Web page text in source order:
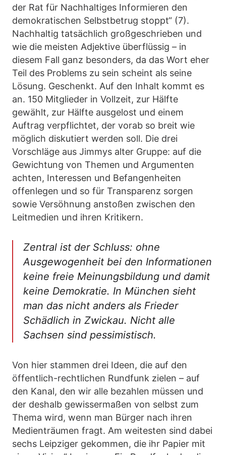
der Rat für Nachhaltiges Informieren den
demokratischen Selbstbetrug stoppt“ (7).
Nachhaltig tatsächlich großgeschrieben und
wie die meisten Adjektive überflüssig – in
diesem Fall ganz besonders, da das Wort eher
Teil des Problems zu sein scheint als seine
Lösung. Geschenkt. Auf den Inhalt kommt es
an. 150 Mitglieder in Vollzeit, zur Hälfte
gewählt, zur Hälfte ausgelost und einem
Auftrag verpflichtet, der vorab so breit wie
möglich diskutiert werden soll. Die drei
Vorschläge aus Jimmys alter Gruppe: auf die
Gewichtung von Themen und Argumenten
achten, Interessen und Befangenheiten
offenlegen und so für Transparenz sorgen
sowie Versöhnung anstoßen zwischen den
Leitmedien und ihren Kritikern.
Zentral ist der Schluss: ohne
Ausgewogenheit bei den Informationen
keine freie Meinungsbildung und damit
keine Demokratie. In München sieht
man das nicht anders als Frieder
Schädlich in Zwickau. Nicht alle
Sachsen sind pessimistisch.
Von hier stammen drei Ideen, die auf den
öffentlich-rechtlichen Rundfunk zielen – auf
den Kanal, den wir alle bezahlen müssen und
der deshalb gewissermaßen von selbst zum
Thema wird, wenn man Bürger nach ihren
Medienträumen fragt. Am weitesten sind dabei
sechs Leipziger gekommen, die ihr Papier mit